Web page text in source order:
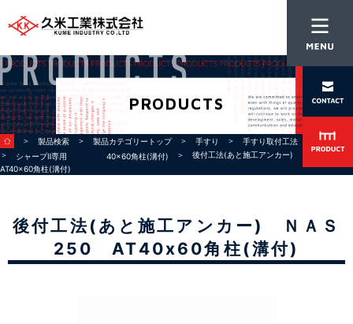
PRODUCTS
＞ 製品検索 ＞ 製品カテゴリートップ＞ 手すり ＞ 手すり取付工法 ＞ 床支持
＞ シャープⅡ専用 40×60角柱(溝付) ＞ 後付工法(あと施工アンカー) ＮＡＳ250
AT40x60角柱(溝付)
後付工法(あと施工アンカー) ＮＡＳ
250 AT40x60角柱(溝付)